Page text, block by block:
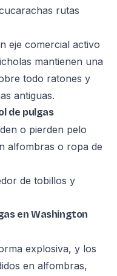
rutas
eje comercial activo
mantienen una
todo ratones y
antiguas.
de pulgas
o pierden pelo
alfombras o ropa de
de tobillos y
en Washington
explosiva, y los
en alfombras,